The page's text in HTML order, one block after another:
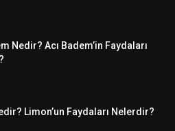
Nedir? Acı Badem’in Faydaları
Limon’un Faydaları Nelerdir?